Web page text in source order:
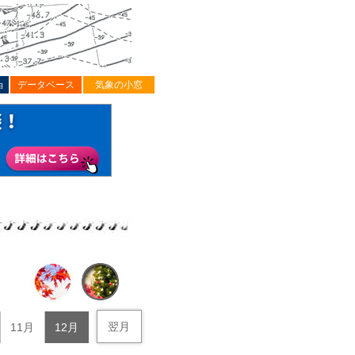
データベース 気象の小窓
11月 12月 翌月